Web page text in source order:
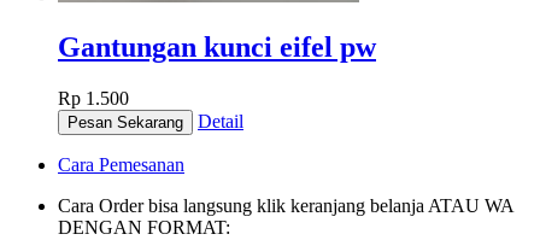
Gantungan kunci eifel pw
Rp 1.500
Detail
Cara Pemesanan
Cara Order bisa langsung klik keranjang belanja ATAU WA
DENGAN FORMAT: